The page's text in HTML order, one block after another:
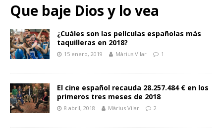
Que baje Dios y lo vea
¿Cuáles son las películas españolas más
taquilleras en 2018?
15 enero, 2019 Màrius Vilar 1
El cine español recauda 28.257.484 € en los
primeros tres meses de 2018
8 abril, 2018 Màrius Vilar 2